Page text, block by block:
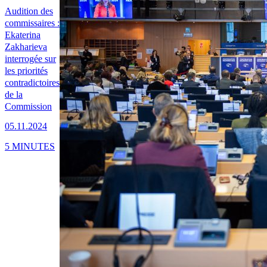
Audition des
commissaires :
Ekaterina
Zakharieva
interrogée sur
les priorités
contradictoires
de la
Commission
05.11.2024
5 MINUTES